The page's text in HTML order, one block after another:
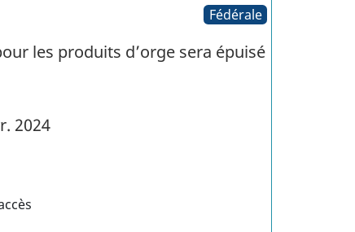
Fédérale
les produits d’orge sera épuisé
2024